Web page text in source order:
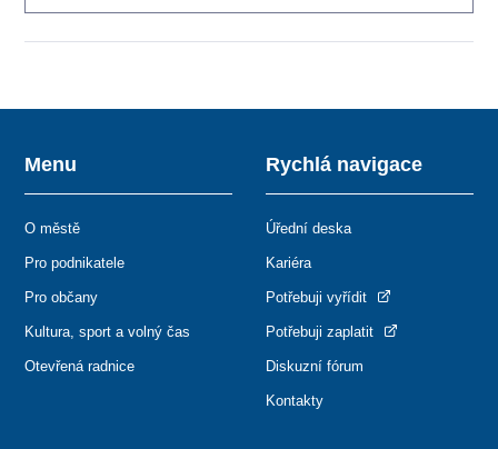
Menu
O městě
Pro podnikatele
Pro občany
Kultura, sport a volný čas
Otevřená radnice
Rychlá navigace
Úřední deska
Kariéra
Potřebuji vyřídit
Potřebuji zaplatit
Diskuzní fórum
Kontakty